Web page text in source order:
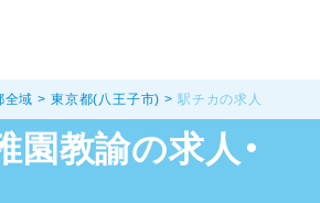
全域 東京都(八王子市) 駅チカの求人
園教諭の求人・